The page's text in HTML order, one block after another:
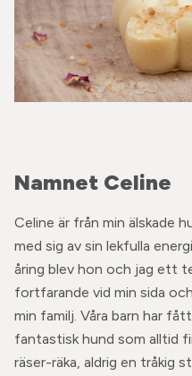
Namnet Celine
Celine är från min älskade
med sig av sin lekfulla
åring blev hon och jag ett
fortfarande vid min sida
min familj. Våra barn har
fantastisk hund som alltid
räser-räka, aldrig en tråkig